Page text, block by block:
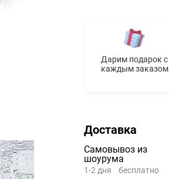
Дарим подарок с
каждым заказом
Доставка
Самовывоз из
шоурума
1-2 дня бесплатно